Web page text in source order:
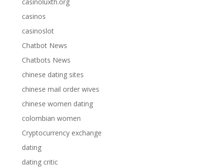
casinos
casinoslot
Chatbot News
Chatbots News
chinese dating sites
chinese mail order wives
chinese women dating
colombian women
Cryptocurrency exchange
dating
dating critic